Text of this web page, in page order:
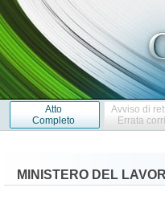
Atto
Completo
Avviso di
Errata
MINISTERO DEL